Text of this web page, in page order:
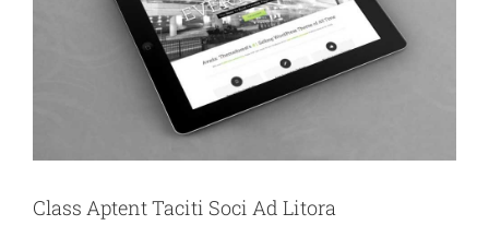
Class Aptent Taciti Soci Ad Litora